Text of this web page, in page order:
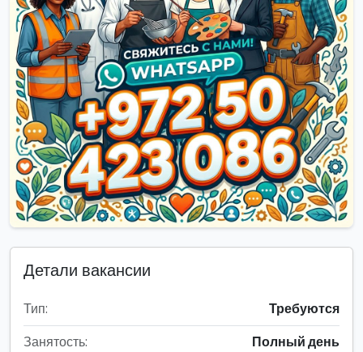
Детали вакансии
Тип:
Требуются
Занятость:
Полный день